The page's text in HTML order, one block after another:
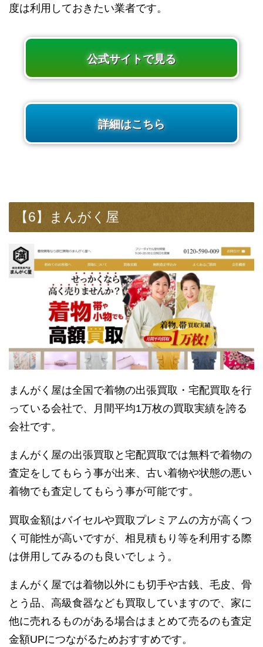
度は利用しておきたい業者です。
公式サイトで見る
詳細はこちら
【6】まんがく屋
まんがく屋は全国で着物の出張買取・宅配買取を行
っている会社で、月間平均1万枚の買取実績を誇る
会社です。
まんがく屋の出張買取と宅配買取では無料で着物の
査定をしてもらう事が出来、古い着物や状態の悪い
着物でも査定してもらう事が可能です。
買取金額はバイセルや買取プレミアムの方が高くつ
く可能性が高いですが、相見積もり等を利用する際
は併用してみるのも良いでしょう。
まんがく屋では着物以外にも切手や古銭、毛皮、骨
とう品、高級食器なども買取していますので、家に
他に売れるものがある場合はまとめて売るのも査定
金額UPにつながるためおすすめです。